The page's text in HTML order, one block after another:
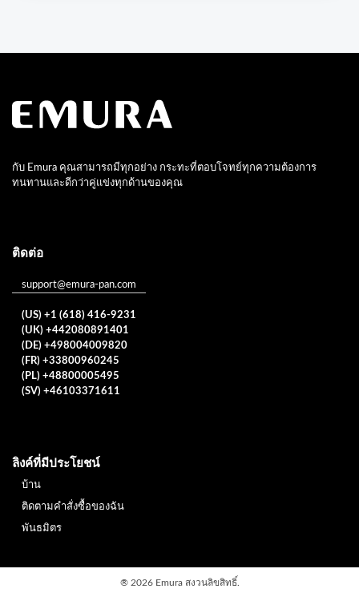
กับ Emura คุณสามารถมีทุกอย่าง กระทะที่ตอบโจทย์ทุกความต้องการ
ทนทานและดีกว่าคู่แข่งทุกด้านของคุณ
ติดต่อ
support@emura-pan.com
(US) +1 (618) 416-9231
(UK) +442080891401
(DE) +498004009820
(FR) +33800960245
(PL) +48800005495
(SV) +46103371611
ลิงค์ที่มีประโยชน์
บ้าน
ติดตามคำสั่งซื้อของฉัน
พันธมิตร
® 2026 Emura สงวนลิขสิทธิ์.